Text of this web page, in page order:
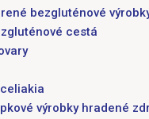
bezgluténové
cestá
výrobky hradené